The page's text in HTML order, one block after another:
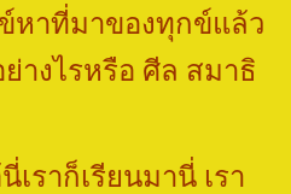
หาที่มาของทุกข์แล้ว
างไรหรือ ศีล สมาธิ
ราก็เรียนมานี่ เรา